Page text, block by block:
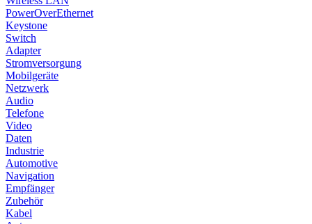
PowerOverEthernet
Keystone
Switch
Adapter
Stromversorgung
Mobilgeräte
Netzwerk
Audio
Telefone
Video
Daten
Industrie
Automotive
Navigation
Empfänger
Zubehör
Kabel